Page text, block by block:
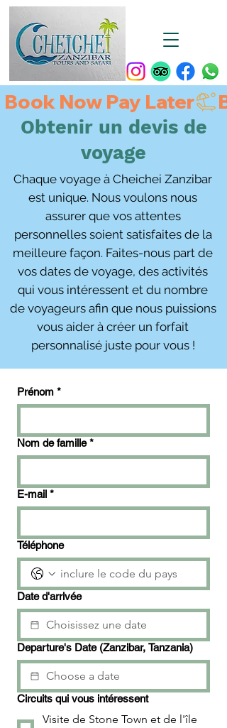
Book Now Pay Later
Obtenir un devis de
voyage
Chaque voyage à Cheichei Zanzibar
est unique. Nous voulons nous
assurer que vos attentes
personnelles soient satisfaites de la
meilleure façon. Faites-nous part de
vos dates de voyage, des activités
qui vous intéressent et du nombre
de voyageurs afin que nous puissions
vous aider à créer un forfait
personnalisé juste pour vous !
Prénom *
Nom de famille *
E-mail *
Téléphone
Date d'arrivée
Departure's Date (Zanzibar, Tanzania)
Circuits qui vous intéressent
Visite de Stone Town et de l'île